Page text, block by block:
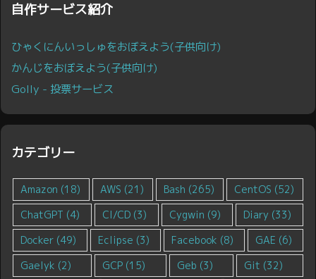
自作サービス紹介
ひゃくにんいっしゅをおぼえよう(子供向け)
かんじをおぼえよう(子供向け)
Golly - 投票サービス
カテゴリー
Amazon (18) AWS (21) Bash (265) CentOS (52)
ChatGPT (4) CI/CD (3) Cygwin (9) Diary (33)
Docker (49) Eclipse (3) Facebook (8) GAE (6)
Gaelyk (2) GCP (15) Geb (3) Git (32)